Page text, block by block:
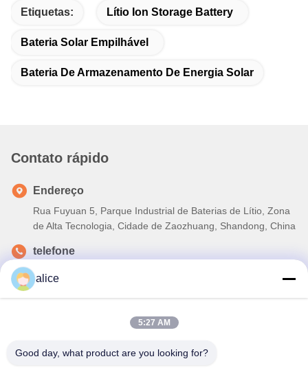
Etiquetas: Lítio Ion Storage Battery
Bateria Solar Empilhável
Bateria De Armazenamento De Energia Solar
Contato rápido
Endereço
Rua Fuyuan 5, Parque Industrial de Baterias de Lítio, Zona
de Alta Tecnologia, Cidade de Zaozhuang, Shandong, China
telefone
86-632-8059888
E-mail
alice
5:27 AM
Good day, what product are you looking for?